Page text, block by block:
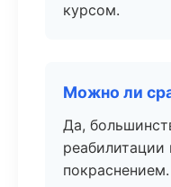
курсом.
Можно ли
Да,
покраснением.